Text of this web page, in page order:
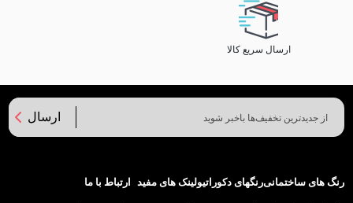
ارسال سریع کالا
ارسال
رنگ های ساختمانیرنگهای دکوراتیولینک های مفید ارتباط با ما